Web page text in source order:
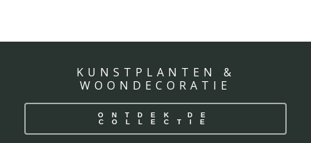
KUNSTPLANTEN &
WOONDECORATIE
ONTDEK DE
COLLECTIE